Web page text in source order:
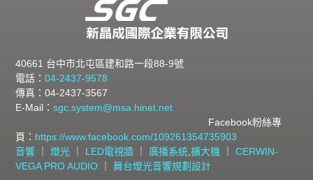
40661 台中市北屯區建和路一段88-9號
電話：04-2437-9578
傳真：04-2437-3567
E-Mail：sgc.system@msa.hinet.net
Facebook粉絲專
頁： https://www.facebook.com/109261354735903
音響 ｜燈光 LED電視牆 廣播系統 ,擴大機 ｜CERWIN-
VEGA PRO AUDIO ｜舞台燈光音響規劃設計